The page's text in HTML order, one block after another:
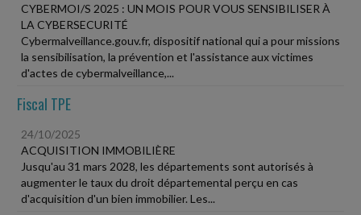
CYBERMOI/S 2025 : UN MOIS POUR VOUS SENSIBILISER À
LA CYBERSECURITÉ
Cybermalveillance.gouv.fr, dispositif national qui a pour missions
la sensibilisation, la prévention et l'assistance aux victimes
d'actes de cybermalveillance,...
Fiscal TPE
24/10/2025
ACQUISITION IMMOBILIÈRE
Jusqu'au 31 mars 2028, les départements sont autorisés à
augmenter le taux du droit départemental perçu en cas
d'acquisition d'un bien immobilier. Les...